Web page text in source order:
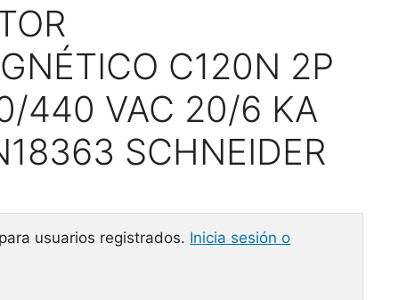
C120N 2P
440 VAC 20/6 KA
SCHNEIDER
usuarios registrados. Inicia sesión o